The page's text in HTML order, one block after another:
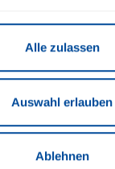
Alle zulassen
Auswahl erlauben
Ablehnen